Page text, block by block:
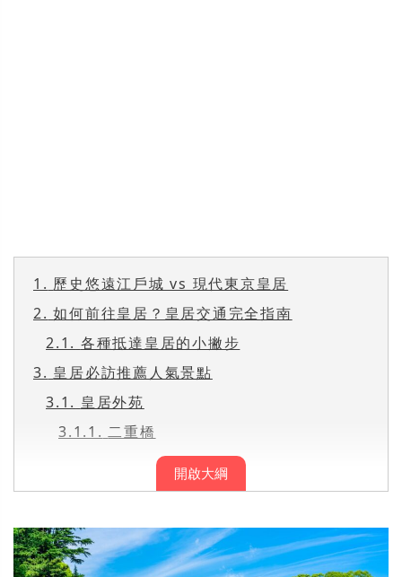
開啟大綱
1. 歷史悠遠江戶城 vs 現代東京皇居
2. 如何前往皇居？皇居交通完全指南
2.1. 各種抵達皇居的小撇步
3. 皇居必訪推薦人氣景點
3.1. 皇居外苑
3.1.1. 二重橋